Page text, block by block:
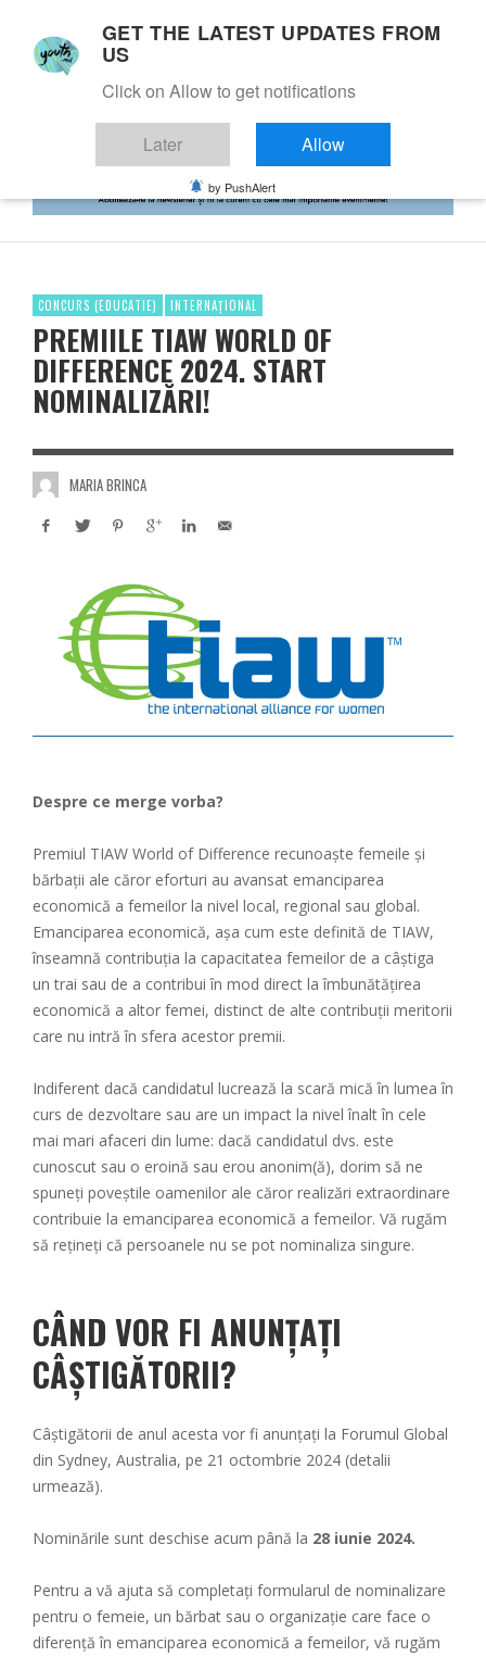
CONCURS (EDUCATIE) INTERNAȚIONAL
PREMIILE TIAW WORLD OF
DIFFERENCE 2024. START
NOMINALIZĂRI!
MARIA BRINCA
Despre ce merge vorba?
Premiul TIAW World of Difference recunoaște femeile și
bărbații ale căror eforturi au avansat emanciparea
economică a femeilor la nivel local, regional sau global.
Emanciparea economică, așa cum este definită de TIAW,
înseamnă contribuția la capacitatea femeilor de a câștiga
un trai sau de a contribui în mod direct la îmbunătățirea
economică a altor femei, distinct de alte contribuții meritorii
care nu intră în sfera acestor premii.
Indiferent dacă candidatul lucrează la scară mică în lumea în
curs de dezvoltare sau are un impact la nivel înalt în cele
mai mari afaceri din lume: dacă candidatul dvs. este
cunoscut sau o eroină sau erou anonim(ă), dorim să ne
spuneți poveștile oamenilor ale căror realizări extraordinare
contribuie la emanciparea economică a femeilor. Vă rugăm
să rețineți că persoanele nu se pot nominaliza singure.
CÂND VOR FI ANUNȚAȚI
CÂȘTIGĂTORII?
Câștigătorii de anul acesta vor fi anunțați la Forumul Global
din Sydney, Australia, pe 21 octombrie 2024 (detalii
urmează).
Nominările sunt deschise acum până la 28 iunie 2024.
Pentru a vă ajuta să completați formularul de nominalizare
pentru o femeie, un bărbat sau o organizație care face o
diferență în emanciparea economică a femeilor, vă rugăm
GET THE LATEST UPDATES FROM
US
Click on Allow to get notifications
Later Allow
by PushAlert